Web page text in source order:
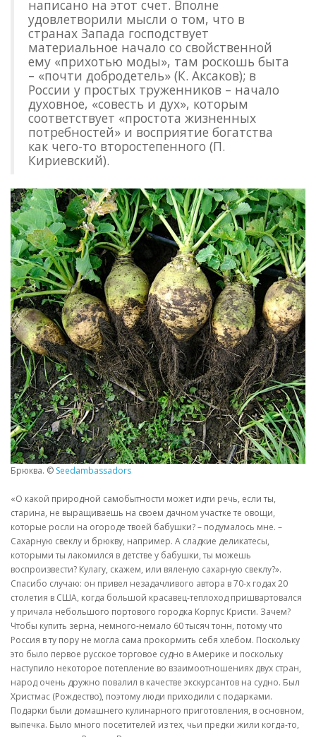
написано на этот счет. Вполне
удовлетворили мысли о том, что в
странах Запада господствует
материальное начало со свойственной
ему «прихотью моды», там роскошь быта
– «почти добродетель» (К. Аксаков); в
России у простых труженников – начало
духовное, «совесть и дух», которым
соответствует «простота жизненных
потребностей» и восприятие богатства
как чего-то второстепенного (П.
Кириевский).
Брюква. © Seedambassadors
«О какой природной самобытности может идти речь, если ты,
старина, не выращиваешь на своем дачном участке те овощи,
которые росли на огороде твоей бабушки? – подумалось мне. –
Сахарную свеклу и брюкву, например. А сладкие деликатесы,
которыми ты лакомился в детстве у бабушки, ты можешь
воспроизвести? Кулагу, скажем, или вяленую сахарную свеклу?».
Спасибо случаю: он привел незадачливого автора в 70-х годах 20
столетия в США, когда большой красавец-теплоход пришвартовался
у причала небольшого портового городка Корпус Кристи. Зачем?
Чтобы купить зерна, немного-немало 60 тысяч тонн, потому что
Россия в ту пору не могла сама прокормить себя хлебом. Поскольку
это было первое русское торговое судно в Америке и поскольку
наступило некоторое потепление во взаимоотношениях двух стран,
народ очень дружно повалил в качестве экскурсантов на судно. Был
Христмас (Рождество), поэтому люди приходили с подарками.
Подарки были домашнего кулинарного приготовления, в основном,
выпечка. Было много посетителей из тех, чьи предки жили когда-то,